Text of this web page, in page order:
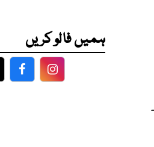
ہمیں فالو کریں
FacebookFacebook